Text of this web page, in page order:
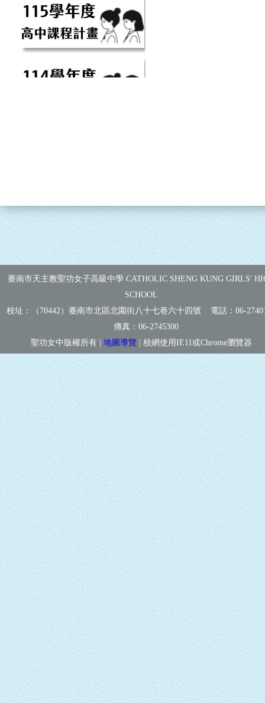
臺南市天主教聖功女子高級中學 CATHOLIC SHENG KUNG GIRLS'
SCHOOL
校址：（70442）臺南市北區北園街八十七巷六十四號 電話：06-
傳真： 06-2745300
聖功女中版權所有 | 地圖導覽 | 校網使用IE11或Chrome瀏覽器